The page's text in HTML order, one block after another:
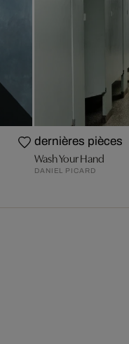
dernières pièces
Wash Your Hand
DANIEL PICARD